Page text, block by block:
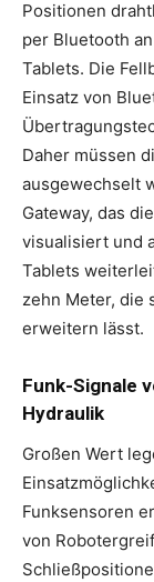
Positionen
per Bluetooth
Tablets. Die
Einsatz von
Daher müssen
ausgewechselt
Gateway, das
visualisiert und
Tablets
zehn Meter, die
erweitern lässt.
Funk-Signale
Hydraulik
Großen Wert
Funksensoren
von